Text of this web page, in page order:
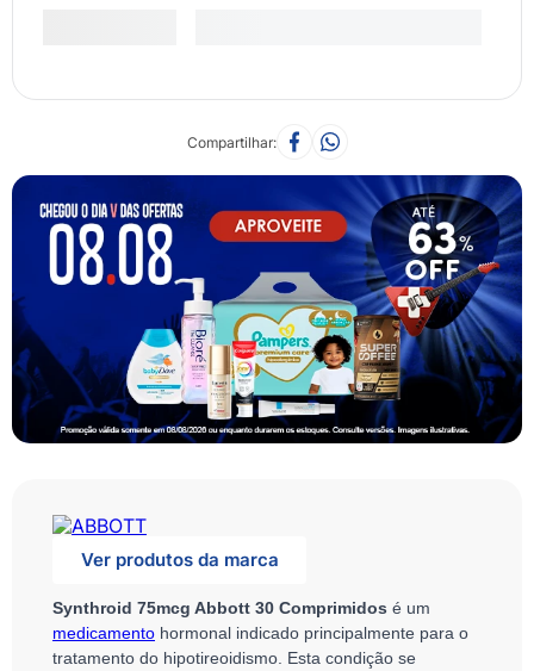
Compartilhar
Ver produtos da marca
Synthroid 75mcg Abbott 30 Comprimidos é um
medicamento hormonal indicado principalmente para o
tratamento do hipotireoidismo. Esta condição se